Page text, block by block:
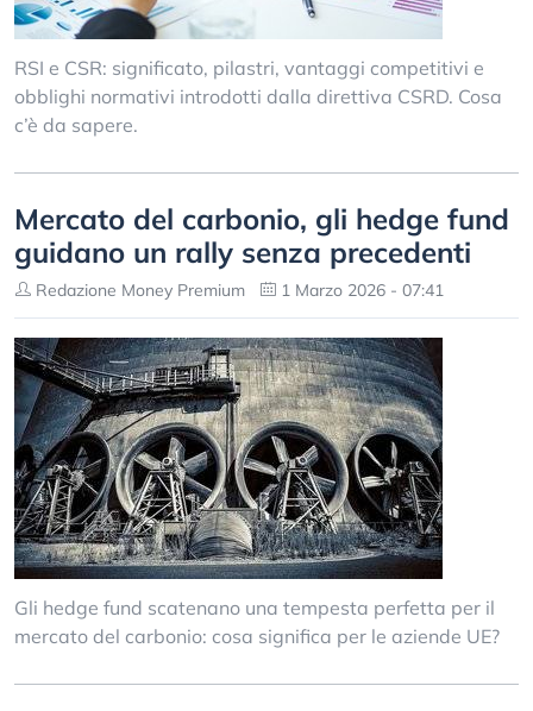
RSI e CSR: significato, pilastri, vantaggi competitivi e
obblighi normativi introdotti dalla direttiva CSRD. Cosa
c’è da sapere.
Mercato del carbonio, gli hedge fund
guidano un rally senza precedenti
Redazione Money Premium 1 Marzo 2026 - 07:41
Gli hedge fund scatenano una tempesta perfetta per il
mercato del carbonio: cosa significa per le aziende UE?